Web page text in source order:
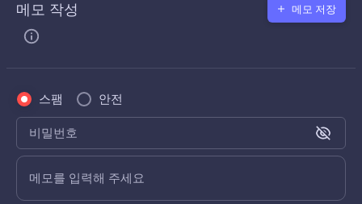
메모 작성 메모 저장
스팸 안전
비밀번호
메모를 입력해 주세요